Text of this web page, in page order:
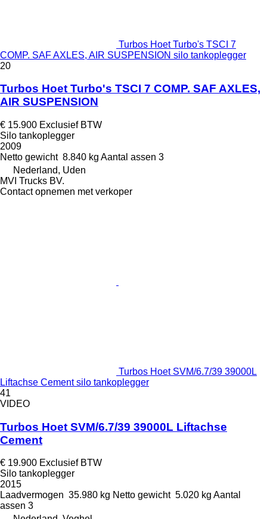
Turbos Hoet Turbo's TSCI 7
COMP. SAF AXLES, AIR SUSPENSION silo tankoplegger
20
Turbos Hoet Turbo's TSCI 7 COMP. SAF AXLES,
AIR SUSPENSION
€ 15.900 Exclusief BTW
Silo tankoplegger
2009
Netto gewicht 8.840 kg Aantal assen 3
Nederland, Uden
MVI Trucks BV.
Contact opnemen met verkoper
Turbos Hoet SVM/6.7/39 39000L
Liftachse Cement silo tankoplegger
41
VIDEO
Turbos Hoet SVM/6.7/39 39000L Liftachse
Cement
€ 19.900 Exclusief BTW
Silo tankoplegger
2015
Laadvermogen 35.980 kg Netto gewicht 5.020 kg Aantal
assen 3